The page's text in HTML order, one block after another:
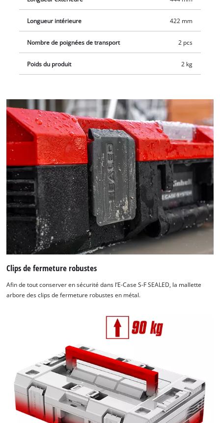
compatible avec les supports latéraux disponibles
séparément pour suspendre divers accessoires, comme un
porte-gobelet, le support pour batteries ou un double crochet.
Longueur intérieure 422 mm
Nombre de poignées de transport 2 pcs
Poids du produit 2 kg
Clips de fermeture robustes
Afin de tout conserver en sécurité dans l’E-Case S-F SEALED, la mallette
arbore des clips de fermeture robustes en métal.